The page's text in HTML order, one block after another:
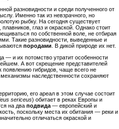
разновидности и среди полученного от
Именно так из невзрачного, но
рыбку. На сегодня существует
глаз и окраской. Однако стоит
по собственной воле, не отбирая
Такие разновидности, выведенные и
породами . В дикой природе их нет.
— и их потомство утратит особенности
А вот скрещение представителей
появлению гибридов, чаще всего не
наследственности сохраняют
его ареал в этом случае состоит
sericeus) обитает в реках Европы и
на два подвида — европейский и
поскольку места их обитания — реки и
отличаться окраской и